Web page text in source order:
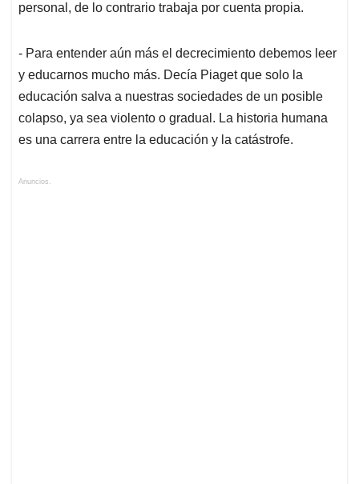
personal, de lo contrario trabaja por cuenta propia.
- Para entender aún más el decrecimiento debemos leer
y educarnos mucho más. Decía Piaget que solo la
educación salva a nuestras sociedades de un posible
colapso, ya sea violento o gradual. La historia humana
es una carrera entre la educación y la catástrofe.
Anuncios.